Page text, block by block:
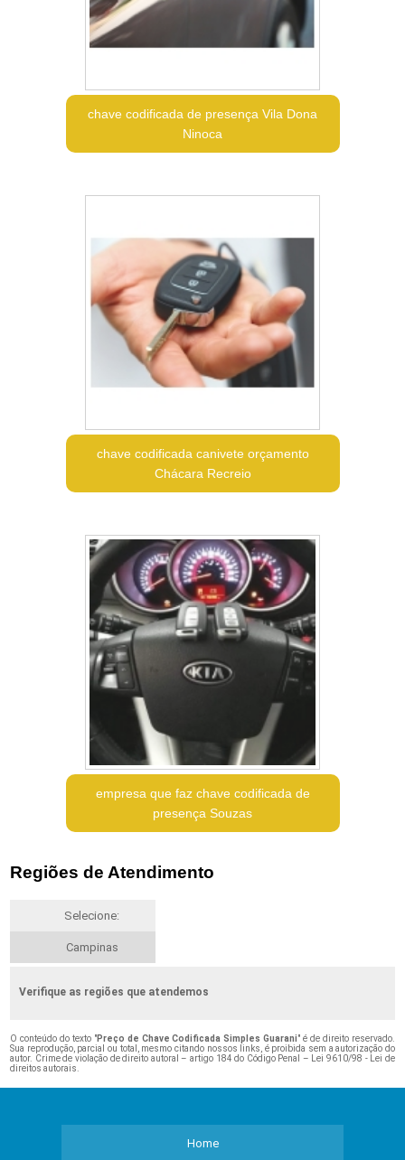
chave codificada de presença Vila Dona
Ninoca
chave codificada canivete orçamento
Chácara Recreio
empresa que faz chave codificada de
presença Souzas
Regiões de Atendimento
Selecione:
Campinas
Verifique as regiões que atendemos
O conteúdo do texto "Preço de Chave Codificada Simples Guarani" é de direito reservado.
Sua reprodução, parcial ou total, mesmo citando nossos links, é proibida sem a autorização do
autor. Crime de violação de direito autoral – artigo 184 do Código Penal –
Lei 9610/98 - Lei de
direitos autorais
Home